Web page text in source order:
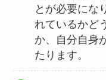
とが必要にな
れているかど
か、自分自身
たります。